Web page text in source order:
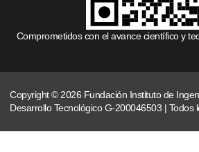
Comprometidos con el avance científico y
Copyright © 2026 Fundación Instituto de
Desarrollo Tecnológico G-200046503 | Todos